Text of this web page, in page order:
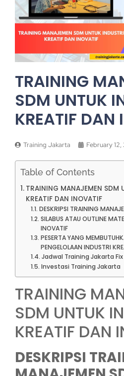
TRAINING
SDM UNTUK
KREATIF DAN
Training Jakarta February
Table of Contents
TRAINING MANAJEMEN SDM
KREATIF DAN INOVATIF
DESKRIPSI TRAINING
SILABUS ATAU OUTLINE
INOVATIF
PESERTA YANG
PENGELOLAAN INDUSTRI
Jadwal Training Jakarta
Investasi Training Jakarta
TRAINING
SDM UNTUK
KREATIF DAN
DESKRIPSI